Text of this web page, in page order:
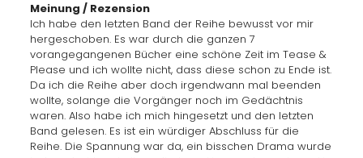
Meinung / Rezension
Ich habe den letzten Band der Reihe bewusst vor mir
hergeschoben. Es war durch die ganzen 7
vorangegangenen Bücher eine schöne Zeit im Tease &
Please und ich wollte nicht, dass diese schon zu Ende ist.
Da ich die Reihe aber doch irgendwann mal beenden
wollte, solange die Vorgänger noch im Gedächtnis
waren. Also habe ich mich hingesetzt und den letzten
Band gelesen. Es ist ein würdiger Abschluss für die
Reihe. Die Spannung war da, ein bisschen Drama wurde